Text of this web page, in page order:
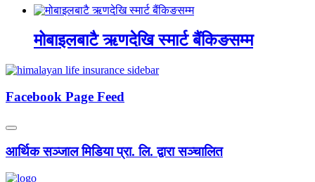
मोबाइलबाटै ऋणदेखि स्मार्ट बैंकिङसम्म
Facebook Page Feed
आर्थिक सञ्जाल मिडिया प्रा. लि. द्वारा सञ्चालित